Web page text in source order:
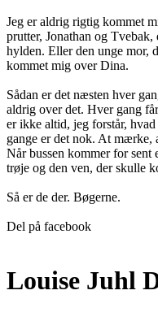
Jeg er aldrig rigtig kommet
prutter, Jonathan og
hylden. Eller den unge mor,
kommet mig over Dina.
Sådan er det næsten hver
aldrig over det. Hver gang
er ikke altid, jeg forstår,
gange er det nok. At mærke,
Når bussen kommer for
trøje og den ven, der skulle
Så er de der. Bøgerne.
Del på facebook
Louise Juhl